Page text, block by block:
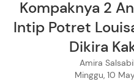
Kompaknya 2
Intip Potret
Dikira
Amira
Minggu, 10